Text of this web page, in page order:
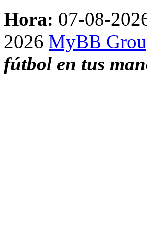
Hora: 07-08-
2026 MyBB
fútbol en tus